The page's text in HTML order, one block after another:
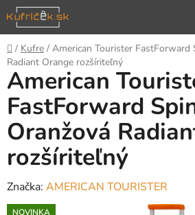
Prejsť
na
obsah
Domov
/ Kufre / American Tourister FastForward
Radiant Orange rozšíriteľný
American
FastForward
Oranžová
rozšíriteľný
Značka: AMERICAN TOURISTER
NOVINKA